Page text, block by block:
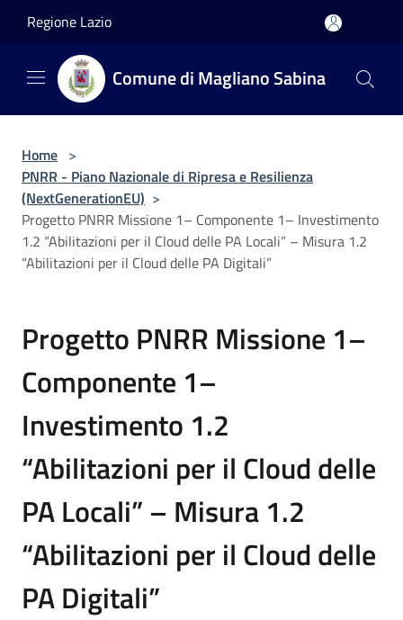
Regione Lazio
Comune di Magliano Sabina
Home >
PNRR - Piano Nazionale di Ripresa e Resilienza
(NextGenerationEU) >
Progetto PNRR Missione 1– Componente 1– Investimento
1.2 “Abilitazioni per il Cloud delle PA Locali” – Misura 1.2
“Abilitazioni per il Cloud delle PA Digitali”
Progetto PNRR Missione 1–
Componente 1–
Investimento 1.2
“Abilitazioni per il Cloud delle
PA Locali” – Misura 1.2
“Abilitazioni per il Cloud delle
PA Digitali”